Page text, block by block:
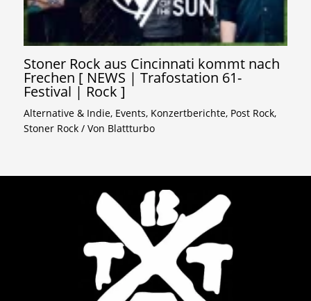
Stoner Rock aus Cincinnati kommt nach
Frechen [ NEWS | Trafostation 61-
Festival | Rock ]
Alternative & Indie, Events, Konzertberichte, Post Rock,
Stoner Rock / Von Blattturbo